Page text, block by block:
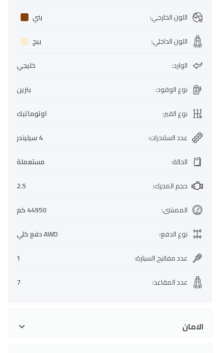
اللون الخارجي:
بني
اللون الداخلي:
بيج
الوارد:
خليجي
نوع الوقود:
بنزين
نوع القير:
اوتوماتيك
عدد السلندرات:
4 سيليندر
الحالة:
مستعملة
حجم المحرك:
2.5
الممشى:
44950 كم
نوع الدفع:
AWD دفع كلي
عدد مفاتيح السيارة:
1
عدد المقاعد:
7
الامان